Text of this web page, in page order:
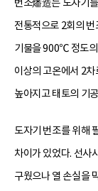
번조燔造는 도자기
전통적으로 2회의
기물을 900℃ 정도
이상의 고온에서 2차
높아지고 태토의 기
도자기 번조를 위해
차이가 있었다. 선사
구웠으나 열 손실을